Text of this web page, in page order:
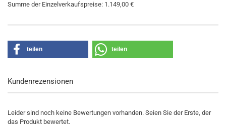
Summe der Einzelverkaufspreise: 1.149,00 €
teilen teilen
Kundenrezensionen
Leider sind noch keine Bewertungen vorhanden. Seien Sie der Erste, der
das Produkt bewertet.